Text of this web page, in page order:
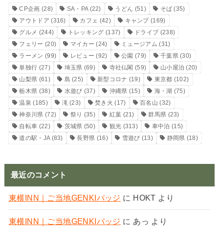
CP企画 (28) SA・PA(22) うどん (51) そば (35)
アウトドア (316) カフェ (42) キャンプ(169)
グルメ (244) トレッキング (137) ドライブ (238)
フェリー (20) マイカー (24) ミュージアム (31)
ラーメン (99) レビュー (92) 公園 (79) 千葉県 (30)
単独行 (27) 埼玉県 (69) 寺社仏閣 (59) 山小屋泊 (20)
山梨県 (61) 島 (25) 新型コロナ (19) 東京都 (102)
栃木県 (38) 水遊び (37) 沖縄県 (15) 海・湖 (75)
温泉 (185) 滝 (23) 焚き火 (17) 百名山 (32)
神奈川県 (72) 祭り (35) 紅葉 (21) 群馬県 (23)
自転車 (22) 茨城県 (50) 観光 (313) 車中泊 (15)
道の駅・JA(83) 長野県 (16) 雪遊び (13) 静岡県 (18)
最近のコメント
東横INN｜ご当地GENKIバッジ に HOKT より
東横INN｜ご当地GENKIバッジ に あっ より